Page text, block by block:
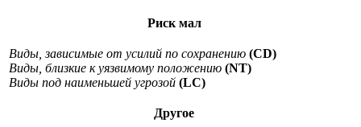
Риск мал
Виды, зависимые от усилий по сохранению (CD)
Виды, близкие к уязвимому положению (NT)
Виды под наименьшей угрозой (LC)
Другое